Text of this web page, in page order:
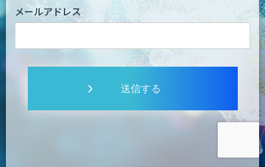
メールアドレス
送信する